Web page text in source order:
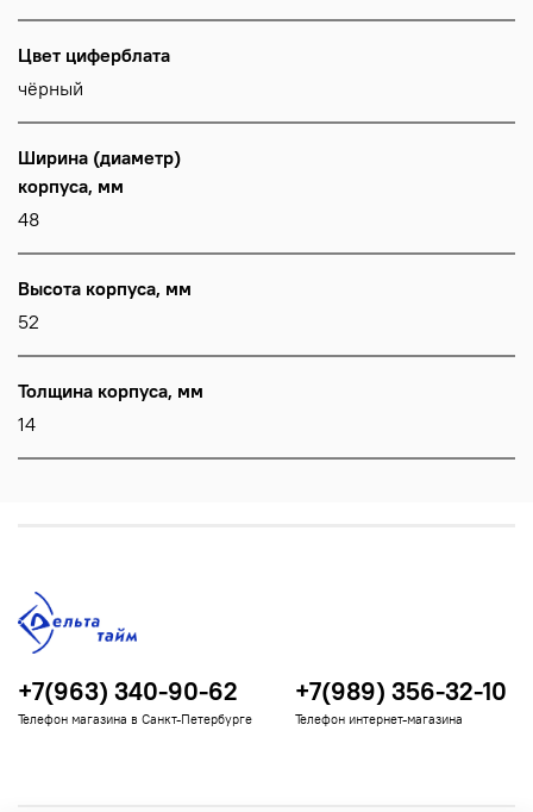
Цвет циферблата
чёрный
Ширина (диаметр)
корпуса, мм
48
Высота корпуса, мм
52
Толщина корпуса, мм
14
+7(963) 340-90-62
Телефон магазина в Санкт-Петербурге
+7(989) 356-32-10
Телефон интернет-магазина